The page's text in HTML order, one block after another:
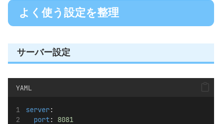
よく使う設定を整理
サーバー設定
YAML
server:
port: 8081